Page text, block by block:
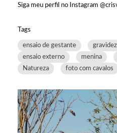
Siga meu perfil no Instagram
Tags
ensaio de gestante gravidez
ensaio externo
menina
Natureza
foto com cavalos